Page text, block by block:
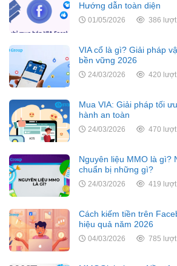
Hướng dẫn toàn diện
01/05/2026 386 lượt
VIA cổ là gì? Giải pháp
bền vững 2026
24/03/2026 420 lượt
Mua VIA: Giải pháp tối
hành an toàn
24/03/2026 470 lượt
Nguyên liệu MMO là gì?
chuẩn bị những gì?
24/03/2026 419 lượt
Cách kiếm tiền trên
hiệu quả năm 2026
04/03/2026 785 lượt